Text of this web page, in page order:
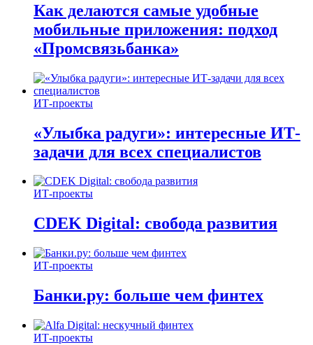
Как делаются самые удобные
мобильные приложения: подход
«Промсвязьбанка»
ИТ-проекты
«Улыбка радуги»: интересные ИТ-
задачи для всех специалистов
ИТ-проекты
CDEK Digital: свобода развития
ИТ-проекты
Банки.ру: больше чем финтех
ИТ-проекты